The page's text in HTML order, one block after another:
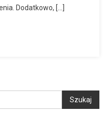
Dodatkowo, […]
Szukaj